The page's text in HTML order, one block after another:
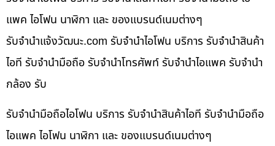
แพค ไอโฟน นาฬิกา และ ของแบรนด์เนมต่างๆ
รับจํานําแจ้งวัฒนะ.com รับจำนำไอโฟน บริการ รับจำนำสินค้า
ไอที รับจำนำมือถือ รับจำนำโทรศัพท์ รับจำนำไอแพค รับจำนำ
กล้อง รับ
รับจำนำมือถือไอโฟน บริการ รับจำนำสินค้าไอที รับจำนำมือถือ
ไอแพค ไอโฟน นาฬิกา และ ของแบรนด์เนมต่างๆ